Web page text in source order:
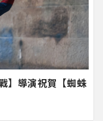
】導演祝賀【蜘蛛